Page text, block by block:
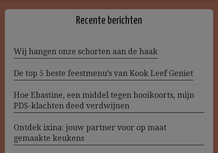
Recente berichten
Wij hangen onze schorten aan de haak
De top 5 beste feestmenu’s van Kook Leef Geniet
Hoe Ebastine, een middel tegen hooikoorts, mijn
PDS-klachten deed verdwijnen
Ontdek ixina: jouw partner voor op maat
gemaakte keukens